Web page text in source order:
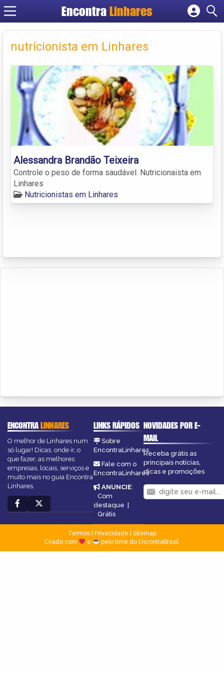
EncontraLinhares
Cadastrar empresa
Criar conta
nutricionista em Linhares
Alessandra Brandão Teixeira
Controle o peso de forma saudável. Nutricionaista em
Linhares
Nutricionistas em Linhares
ENCONTRALINHARES
O melhor de Linhares num
só lugar! Dicas, onde ir, o
que fazer, as melhores
empresas, locais, serviços e
muito mais no guia Encontra
Linhares.
LINKS RÁPIDOS
Sobre
EncontraLinhares
Fale com o
EncontraLinhares
ANUNCIE:
Com
destaque |
Grátis
NOVIDADES POR E-
MAIL
Receba grátis as
principais notícias,
dicas e promoções
Termos| Privacidade
Sitemap
Criado com
e pelo time do EncontraBrasil